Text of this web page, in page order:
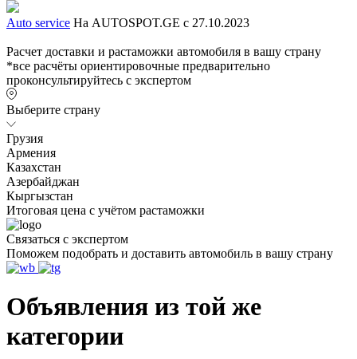
Auto service На AUTOSPOT.GE с 27.10.2023
Расчет доставки и растаможки автомобиля в вашу страну
*все расчёты ориентировочные предварительно
проконсультируйтесь с экспертом
Выберите страну
Грузия
Армения
Казахстан
Азербайджан
Кыргызстан
Итоговая цена с учётом растаможки
Связаться с экспертом
Поможем подобрать и доставить автомобиль в вашу страну
Объявления из той же
категории